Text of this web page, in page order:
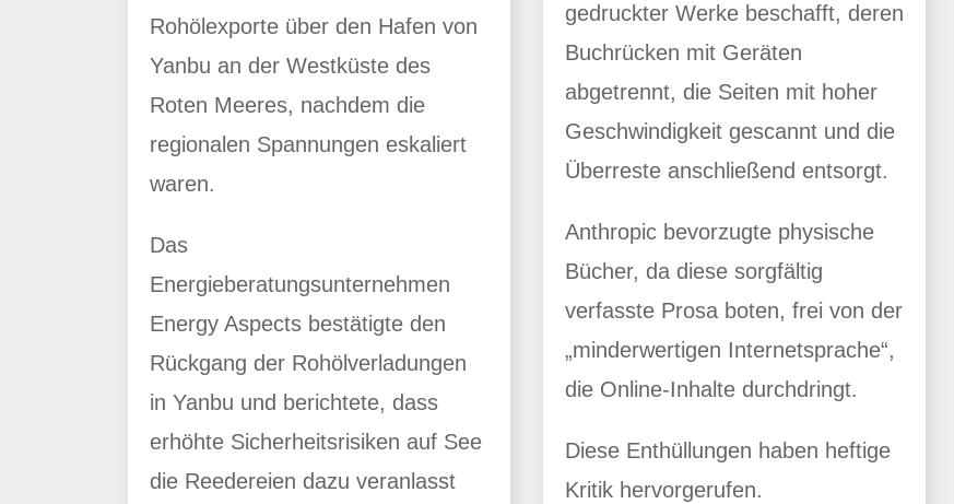
Rohölexporte über den Hafen von
Yanbu an der Westküste des
Roten Meeres, nachdem die
regionalen Spannungen eskaliert
waren.
Das
Energieberatungsunternehmen
Energy Aspects bestätigte den
Rückgang der Rohölverladungen
in Yanbu und berichtete, dass
erhöhte Sicherheitsrisiken auf See
die Reedereien dazu veranlasst
gedruckter Werke beschafft, deren
Buchrücken mit Geräten
abgetrennt, die Seiten mit hoher
Geschwindigkeit gescannt und die
Überreste anschließend entsorgt.
Anthropic bevorzugte physische
Bücher, da diese sorgfältig
verfasste Prosa boten, frei von der
„minderwertigen Internetsprache“,
die Online-Inhalte durchdringt.
Diese Enthüllungen haben heftige
Kritik hervorgerufen.